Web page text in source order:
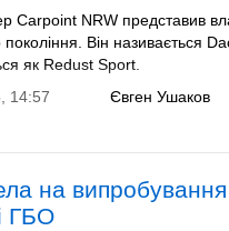
Carpoint NRW представив
покоління. Він називається
як Redust Sport.
Євген Ушаков
14:57
на
ГБО